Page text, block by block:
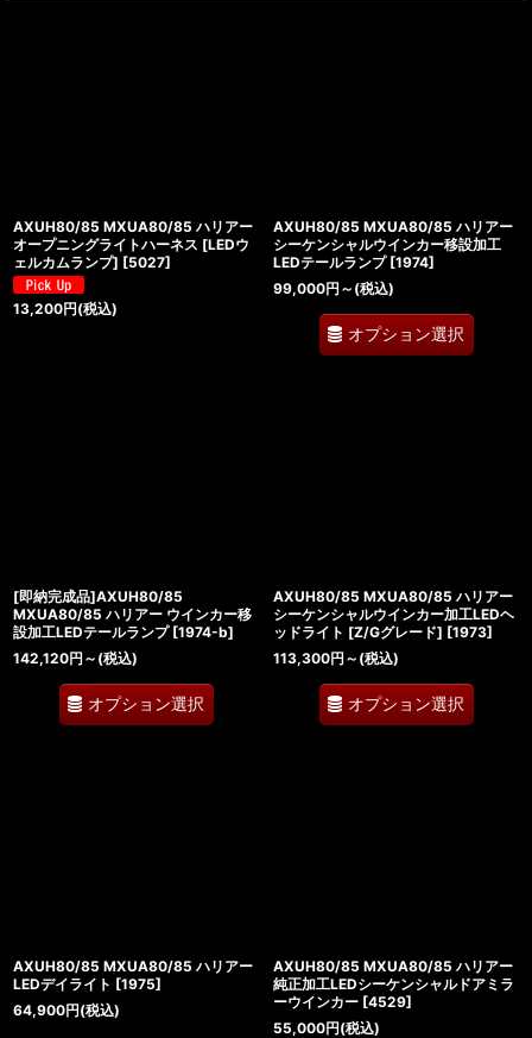
AXUH80/85 MXUA80/85 ハリアー
オープニングライトハーネス [LEDウ
ェルカムランプ] [5027]
13,200円(税込)
AXUH80/85 MXUA80/85 ハリアー
シーケンシャルウインカー移設加工
LEDテールランプ [1974]
99,000円 ～ (税込)
オプション選択
[即納完成品]AXUH80/85
MXUA80/85 ハリアー ウインカー移
設加工LEDテールランプ [1974-b]
142,120円 ～ (税込)
オプション選択
AXUH80/85 MXUA80/85 ハリアー
シーケンシャルウインカー加工LEDヘ
ッドライト [Z/Gグレード] [1973]
113,300円 ～ (税込)
オプション選択
AXUH80/85 MXUA80/85 ハリアー
LEDデイライト [1975]
64,900円(税込)
AXUH80/85 MXUA80/85 ハリアー
純正加工LEDシーケンシャルドアミラ
ーウインカー [4529]
55,000円(税込)